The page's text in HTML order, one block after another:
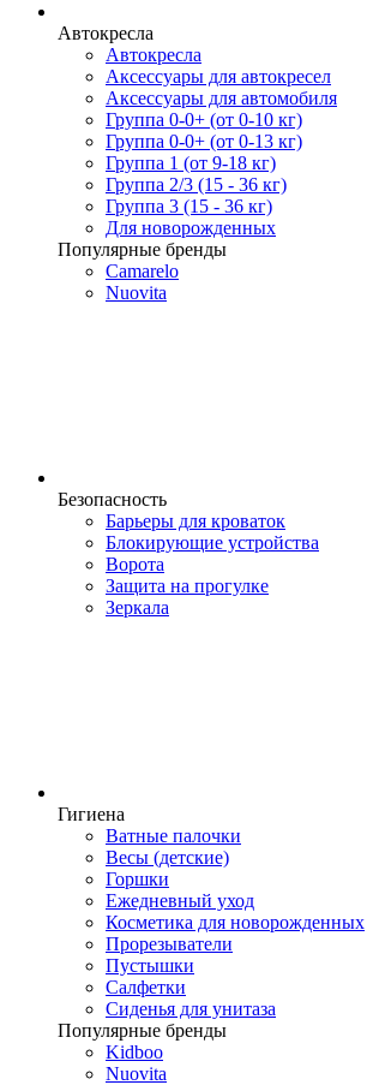
Автокресла
Автокресла
Аксессуары для автокресел
Аксессуары для автомобиля
Группа 0-0+ (от 0-10 кг)
Группа 0-0+ (от 0-13 кг)
Группа 1 (от 9-18 кг)
Группа 2/3 (15 - 36 кг)
Группа 3 (15 - 36 кг)
Для новорожденных
Популярные бренды
Camarelo
Nuovita
Безопасность
Барьеры для кроваток
Блокирующие устройства
Ворота
Защита на прогулке
Зеркала
Гигиена
Ватные палочки
Весы (детские)
Горшки
Ежедневный уход
Косметика для новорожденных
Прорезыватели
Пустышки
Салфетки
Сиденья для унитаза
Популярные бренды
Kidboo
Nuovita